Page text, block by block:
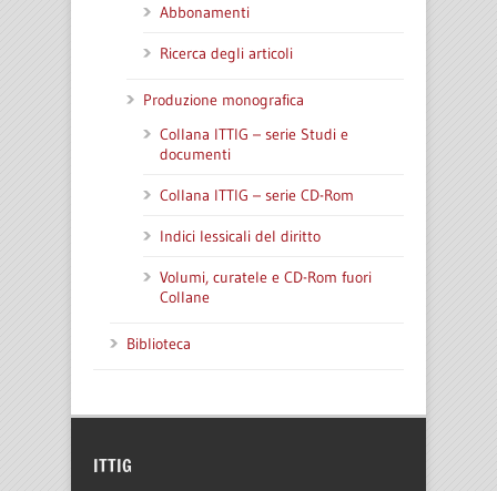
Abbonamenti
Ricerca degli articoli
Produzione monografica
Collana ITTIG – serie Studi e
documenti
Collana ITTIG – serie CD-Rom
Indici lessicali del diritto
Volumi, curatele e CD-Rom fuori
Collane
Biblioteca
ITTIG